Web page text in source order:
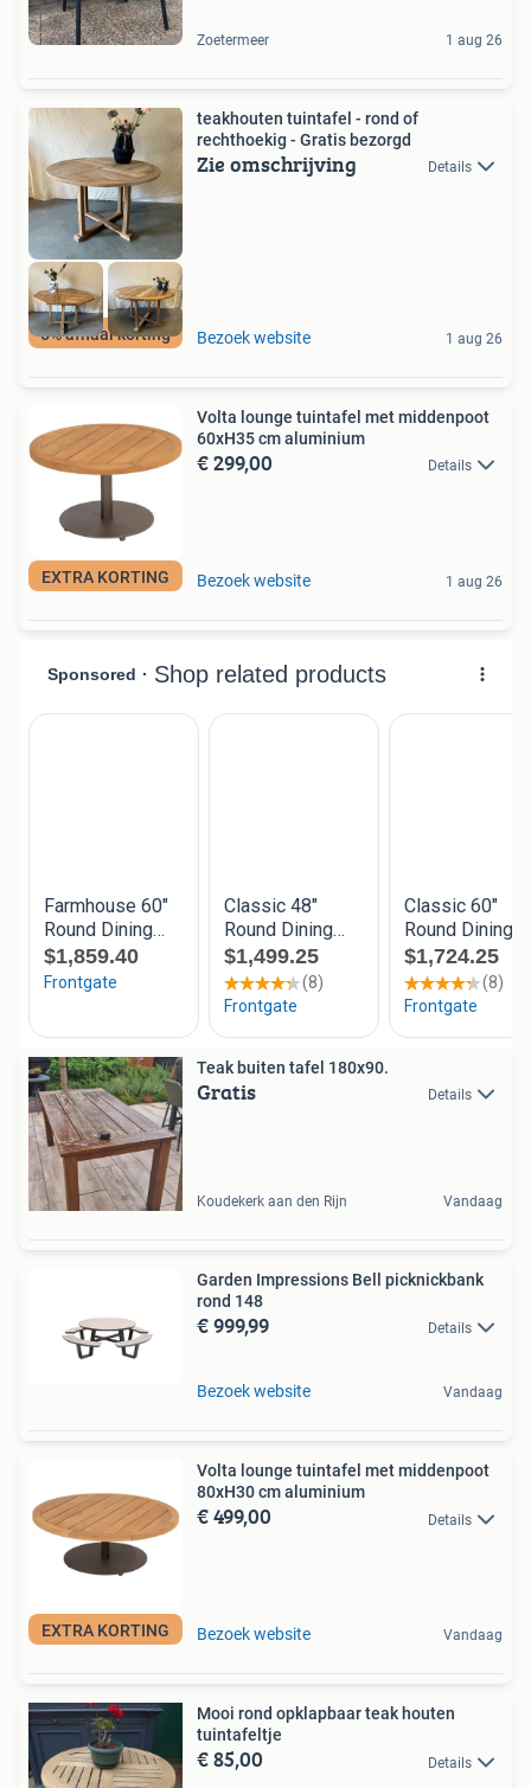
Zoetermeer 1 aug 26
5% afhaal korting
teakhouten tuintafel - rond of
rechthoekig - Gratis bezorgd
Zie omschrijving Details
Bezoek website 1 aug 26
EXTRA KORTING
Volta lounge tuintafel met middenpoot
60xH35 cm aluminium
€ 299,00 Details
Bezoek website 1 aug 26
Teak buiten tafel 180x90.
Gratis Details
Koudekerk aan den Rijn Vandaag
Garden Impressions Bell picknickbank
rond 148
€ 999,99 Details
Bezoek website Vandaag
EXTRA KORTING
Volta lounge tuintafel met middenpoot
80xH30 cm aluminium
€ 499,00 Details
Bezoek website Vandaag
Mooi rond opklapbaar teak houten
tuintafeltje
€ 85,00 Details